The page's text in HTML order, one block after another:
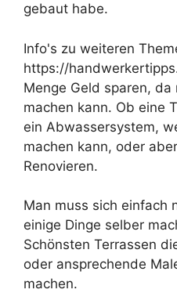
gebaut habe.
Info's zu weiteren
https://
Menge Geld sparen,
machen kann. Ob eine
ein Abwassersystem,
machen kann, oder
Renovieren.
Man muss sich einfach
einige Dinge selber
Schönsten Terrassen
oder ansprechende
machen.